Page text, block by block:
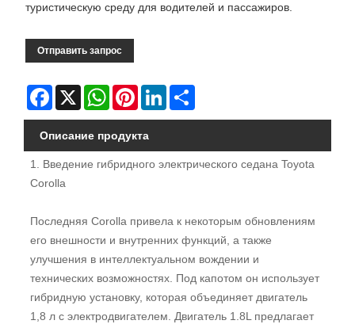
туристическую среду для водителей и пассажиров.
Отправить запрос
Facebook
X WhatsAppPinterestLinkedIn
Описание продукта
1. Введение гибридного электрического седана Toyota
Corolla
Последняя Corolla привела к некоторым обновлениям
его внешности и внутренних функций, а также
улучшения в интеллектуальном вождении и
технических возможностях. Под капотом он использует
гибридную установку, которая объединяет двигатель
1,8 л с электродвигателем. Двигатель 1.8L предлагает